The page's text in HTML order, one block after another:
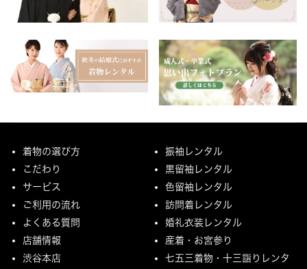
着物の選び方
こだわり
サービス
ご利用の流れ
よくある質問
店舗情報
渋谷本店
振袖レンタル
黒留袖レンタル
色留袖レンタル
訪問着レンタル
婚礼衣装レンタル
産着・お宮参り
七五三着物・十三詣りレンタ